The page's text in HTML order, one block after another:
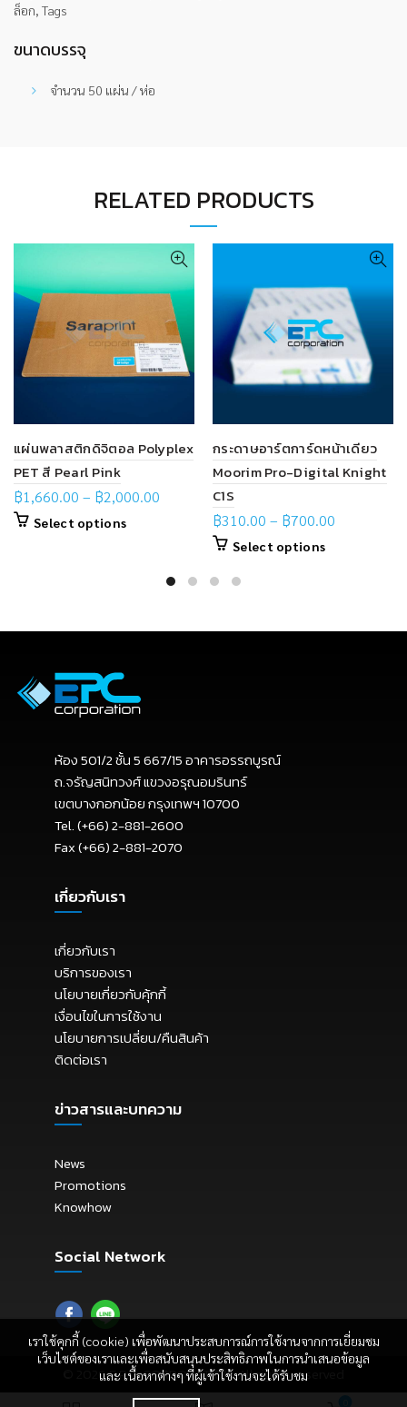
ล็อก, Tags
ขนาดบรรจุ
จำนวน 50 แผ่น / ห่อ
RELATED PRODUCTS
แผ่นพลาสติกดิจิตอล Polyplex
PET สี Pearl Pink
฿1,660.00 – ฿2,000.00
Select options
กระดาษอาร์ตการ์ดหน้าเดียว
Moorim Pro-Digital Knight
C1S
฿310.00 – ฿700.00
Select options
ห้อง 501/2 ชั้น 5 667/15 อาคารอรรถบูรณ์
ถ.จรัญสนิทวงศ์ แขวงอรุณอมรินทร์
เขตบางกอกน้อย กรุงเทพฯ 10700
Tel. (+66) 2-881-2600
Fax (+66) 2-881-2070
เกี่ยวกับเรา
เกี่ยวกับเรา
บริการของเรา
นโยบายเกี่ยวกับคุ้กกี้
เงื่อนไขในการใช้งาน
นโยบายการเปลี่ยน/คืนสินค้า
ติดต่อเรา
ข่าวสารและบทความ
News
Promotions
Knowhow
Social Network
© 2026E.P.C. CORPORATION. All rights reserved
เราใช้คุกกี้ (cookie) เพื่อพัฒนาประสบการณ์การใช้งานจากการเยี่ยมชม
เว็บไซต์ของเราและเพื่อสนับสนุนประสิทธิภาพในการนำเสนอข้อมูล
และ เนื้อหาต่างๆ ที่ผู้เข้าใช้งานจะได้รับชม